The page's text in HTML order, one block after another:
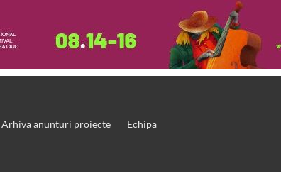
Arhiva anunturi proiecte Echipa